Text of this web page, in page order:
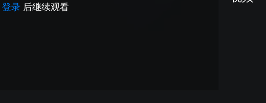
登录 后继续观看